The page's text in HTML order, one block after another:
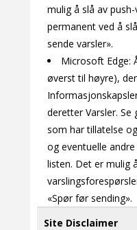
mulig å slå av
permanent ved å
sende varsler».
Microsoft Edge:
øverst til høyre),
deretter Varsler.
som har tillatelse
og eventuelle
listen. Det er mulig
«Spør før sending».
Site Disclaimer